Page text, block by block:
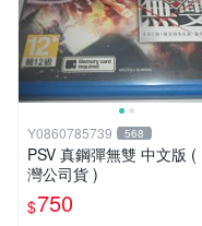
Y0860785739 568
PSV 真鋼彈無雙 中文版 ( 台
灣公司貨 )
$750